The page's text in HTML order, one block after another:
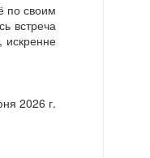
по своим
встреча
2026 г.